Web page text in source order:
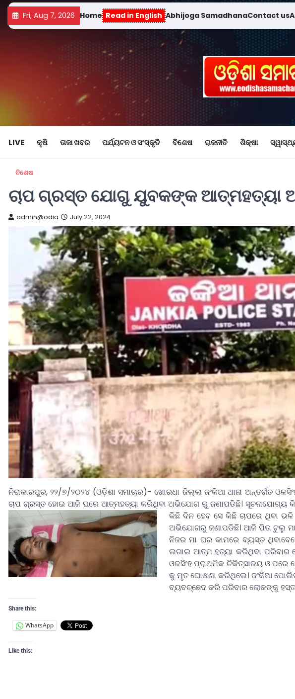
Fri, Aug 7, 2026 Home Read in English Abhijoga SamadhanaContact us
LIVE କୃଷି ତାଜା ଖବର ପର୍ଯ୍ୟଟନ ଓ ସଂସ୍କୃତି ବିଶେଷ ରାଜନୀତି ଶିକ୍ଷା
ବିଶେଷ
ଚାପ ଗ୍ରସ୍ତ ଯୋଗୁ ଯୁବକଙ୍କ ଆତ୍ମହତ୍ୟା
admin@odia July 22, 2024
ନିରାକାରପୁର, ୨୨/୭/୨୦୨୪ (ଓଡ଼ିଶା ସମାଚାର)- ଖୋରଧା ଜିଲ୍ଲା ଜଂକିଆ ଥାନା ଅନ୍ତର୍ଗତ
ଚାପ ଗ୍ରସ୍ତ ହୋଇ ଆଜି ଘରେ ଆତ୍ମହତ୍ୟା କରିଥିବା ଅଭିଯୋଗ ରୁ ଜଣାପଡିଛି। ସୂଚନାଯୋଗ୍ୟ କି
କିଛି ଦିନ ହେବ ସେ କିଛି ଚାପରେ ଥିବା
ଅଭିଯୋଗରୁ ଜଣାପଡିଛି। ଆଜି ପିତା ଟୁଲୁ
ନିଜର ମା ଘର କାମରେ ବ୍ୟସ୍ତ
ଲଗାଇ ଆତ୍ମ ହତ୍ୟା କରିଥିବା ପରିବାର
ଓଳସିଂହ ପ୍ରାଥମିକ ଚିକିତ୍ସାଳୟ ଓ ପରେ
କୁ ମୃତ ଘୋଷଣା କରିଥିଲେ। ଜଂକିଆ
ବ୍ୟବଚ୍ଛେଦ କରି ପରିବାର ଲୋକଙ୍କୁ
Share this:
WhatsApp
Like this: